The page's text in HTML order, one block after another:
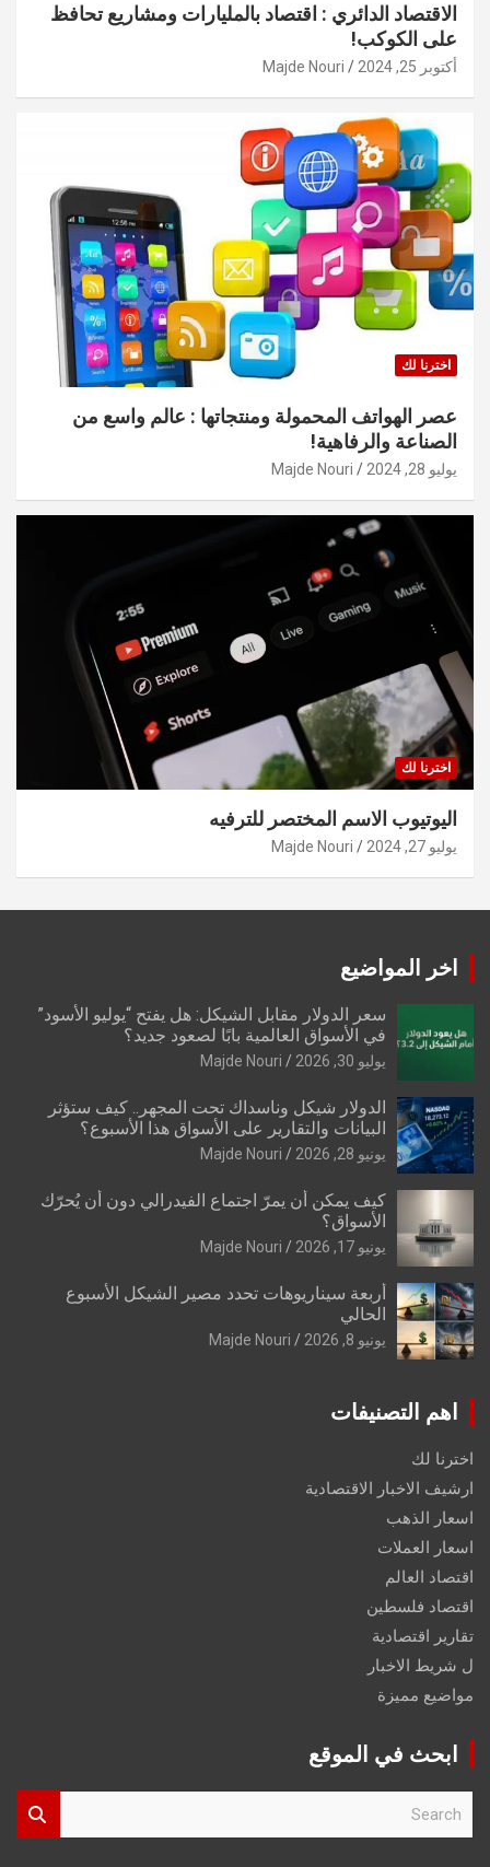
الاقتصاد الدائري : اقتصاد بالمليارات ومشاريع تحافظ
على الكوكب!
أكتوبر 25, 2024 Majde Nouri
اخترنا لك
عصر الهواتف المحمولة ومنتجاتها : عالم واسع من
الصناعة والرفاهية!
يوليو 28, 2024 Majde Nouri
اخترنا لك
اليوتيوب الاسم المختصر للترفيه
يوليو 27, 2024 Majde Nouri
اخر المواضيع
سعر الدولار مقابل الشيكل: هل يفتح “يوليو الأسود”
في الأسواق العالمية بابًا لصعود جديد؟
يوليو 30, 2026 Majde Nouri
الدولار شيكل وناسداك تحت المجهر.. كيف ستؤثر
البيانات والتقارير على الأسواق هذا الأسبوع؟
يونيو 28, 2026 Majde Nouri
كيف يمكن أن يمرّ اجتماع الفيدرالي دون أن يُحرّك
الأسواق؟
يونيو 17, 2026 Majde Nouri
أربعة سيناريوهات تحدد مصير الشيكل الأسبوع
الحالي
يونيو 8, 2026 Majde Nouri
اهم التصنيفات
اخترنا لك
ارشيف الاخبار الاقتصادية
اسعار الذهب
اسعار العملات
اقتصاد العالم
اقتصاد فلسطين
تقارير اقتصادية
ل شريط الاخبار
مواضيع مميزة
ابحث في الموقع